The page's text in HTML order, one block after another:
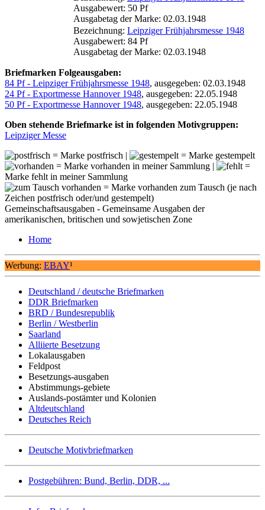
Ausgabewert: 50 Pf
Ausgabetag der Marke: 02.03.1948
Bezeichnung: Leipziger Frühjahrsmesse 1948
Ausgabewert: 84 Pf
Ausgabetag der Marke: 02.03.1948
Briefmarken Folgeausgaben:
84 Pf - Leipziger Frühjahrsmesse 1948, ausgegeben: 02.03.1948
24 Pf - Exportmesse Hannover 1948, ausgegeben: 22.05.1948
50 Pf - Exportmesse Hannover 1948, ausgegeben: 22.05.1948
Oben stehende Briefmarke ist in folgenden Motivgruppen:
Leipziger Messe
= Marke postfrisch |
= Marke gestempelt
= Marke vorhanden in meiner Sammlung |
=
Marke fehlt in meiner Sammlung
= Marke vorhanden zum Tausch (je nach
Zeichen postfrisch oder/und gestempelt)
Gemeinschaftsausgaben - Gemeinsame Ausgaben der
amerikanischen, britischen und sowjetischen Zone
Home
Werbung: EBAY¹
Deutschland / deutsche Briefmarken
DDR Briefmarken
BRD / Bundesrepublik
Berlin / Westberlin
Saarland
Alliierte Besetzung
Lokalausgaben
Feldpost
Besetzungs-ausgaben
Abstimmungs-gebiete
Auslands-postämter und Kolonien
Altdeutschland
Deutsches Reich
Deutsche Motivbriefmarken
Postgebühren: Bund, Berlin, DDR, ...